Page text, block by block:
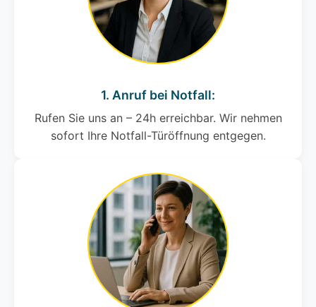
1. Anruf bei Notfall:
Rufen Sie uns an – 24h erreichbar. Wir nehmen
sofort Ihre Notfall-Türöffnung entgegen.